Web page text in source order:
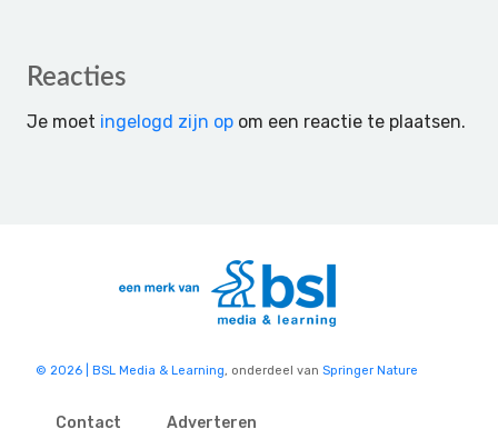
Reader
Reacties
Je moet ingelogd zijn op om een reactie te plaatsen.
© 2026 | BSL Media & Learning, onderdeel van Springer Nature
Contact Adverteren